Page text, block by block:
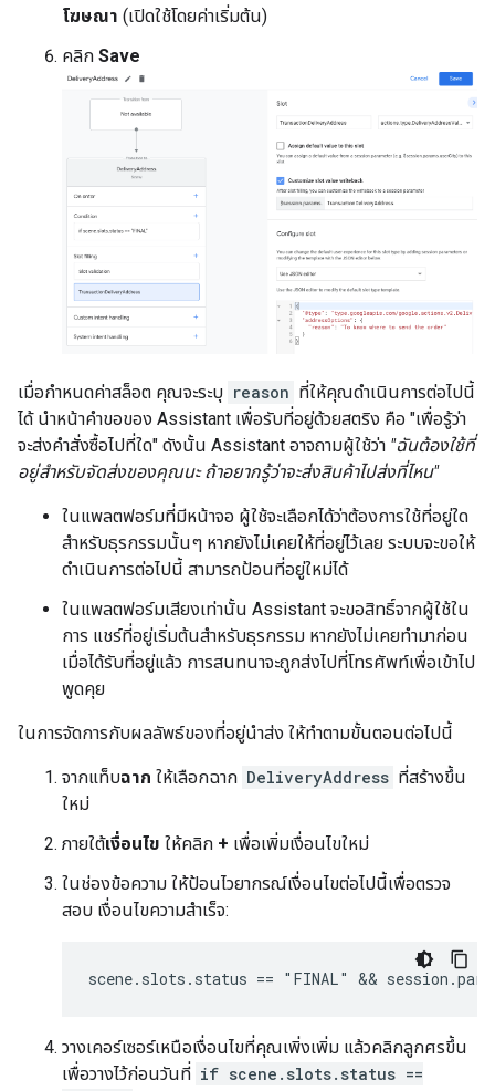
โฆษณา (เปิดใช้โดยค่าเริ่มต้น)
คลิก Save
เมื่อกำหนดค่าสล็อต คุณจะระบุ reason ที่ให้คุณดำเนินการต่อไปนี้
ได้ นำหน้าคำขอของ Assistant เพื่อรับที่อยู่ด้วยสตริง คือ "เพื่อรู้ว่า
จะส่งคำสั่งซื้อไปที่ใด" ดังนั้น Assistant อาจถามผู้ใช้ว่า "ฉันต้องใช้ที่
อยู่สำหรับจัดส่งของคุณนะ ถ้าอยากรู้ว่าจะส่งสินค้าไปส่งที่ไหน"
ในแพลตฟอร์มที่มีหน้าจอ ผู้ใช้จะเลือกได้ว่าต้องการใช้ที่อยู่ใด
สำหรับธุรกรรมนั้นๆ หากยังไม่เคยให้ที่อยู่ไว้เลย ระบบจะขอให้
ดำเนินการต่อไปนี้ สามารถป้อนที่อยู่ใหม่ได้
ในแพลตฟอร์มเสียงเท่านั้น Assistant จะขอสิทธิ์จากผู้ใช้ใน
การ แชร์ที่อยู่เริ่มต้นสำหรับธุรกรรม หากยังไม่เคยทำมาก่อน
เมื่อได้รับที่อยู่แล้ว การสนทนาจะถูกส่งไปที่โทรศัพท์เพื่อเข้าไป
พูดคุย
ในการจัดการกับผลลัพธ์ของที่อยู่นำส่ง ให้ทำตามขั้นตอนต่อไปนี้
จากแท็บฉาก ให้เลือกฉาก DeliveryAddress ที่สร้างขึ้น
ใหม่
ภายใต้เงื่อนไข ให้คลิก + เพื่อเพิ่มเงื่อนไขใหม่
ในช่องข้อความ ให้ป้อนไวยากรณ์เงื่อนไขต่อไปนี้เพื่อตรวจ
สอบ เงื่อนไขความสำเร็จ:
วางเคอร์เซอร์เหนือเงื่อนไขที่คุณเพิ่งเพิ่ม แล้วคลิกลูกศรขึ้น
เพื่อวางไว้ก่อนวันที่ if scene.slots.status ==